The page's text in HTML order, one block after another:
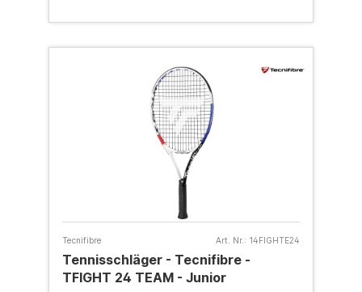
Tecnifibre Art. Nr.: 14FIGHTE24
Tennisschläger - Tecnifibre -
TFIGHT 24 TEAM - Junior